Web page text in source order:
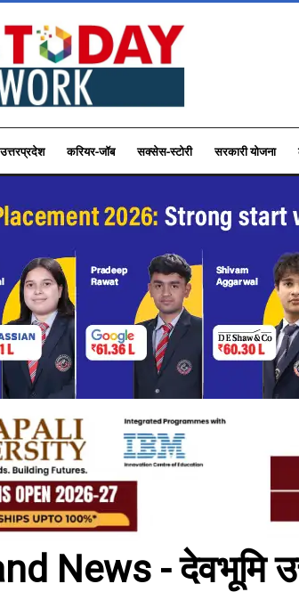
उत्तरप्रदेश करियर-जॉब सक्सेस-स्टोरी सरकारी योजना
News - देवभूमि